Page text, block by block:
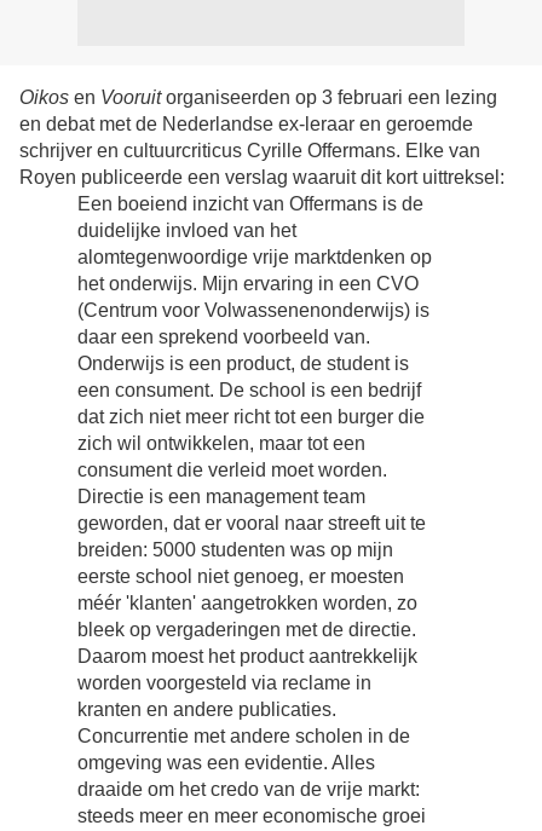
Oikos en Vooruit organiseerden op 3 februari een lezing
en debat met de Nederlandse ex-leraar en geroemde
schrijver en cultuurcriticus Cyrille Offermans. Elke van
Royen publiceerde een verslag waaruit dit kort uittreksel:
Een boeiend inzicht van Offermans is de
duidelijke invloed van het
alomtegenwoordige vrije marktdenken op
het onderwijs. Mijn ervaring in een CVO
(Centrum voor Volwassenenonderwijs) is
daar een sprekend voorbeeld van.
Onderwijs is een product, de student is
een consument. De school is een bedrijf
dat zich niet meer richt tot een burger die
zich wil ontwikkelen, maar tot een
consument die verleid moet worden.
Directie is een management team
geworden, dat er vooral naar streeft uit te
breiden: 5000 studenten was op mijn
eerste school niet genoeg, er moesten
méér 'klanten' aangetrokken worden, zo
bleek op vergaderingen met de directie.
Daarom moest het product aantrekkelijk
worden voorgesteld via reclame in
kranten en andere publicaties.
Concurrentie met andere scholen in de
omgeving was een evidentie. Alles
draaide om het credo van de vrije markt:
steeds meer en meer economische groei